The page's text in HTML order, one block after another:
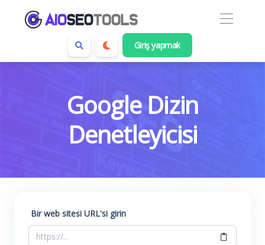
Giriş yapmak
Google Dizin
Denetleyicisi
Bir web sitesi URL'si girin